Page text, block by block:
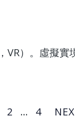
）。虛擬實
2 … 4